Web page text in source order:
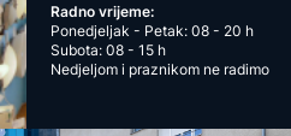
Radno vrijeme:
Ponedjeljak - Petak: 08 - 20 h
Subota: 08 - 15 h
Nedjeljom i praznikom ne radimo